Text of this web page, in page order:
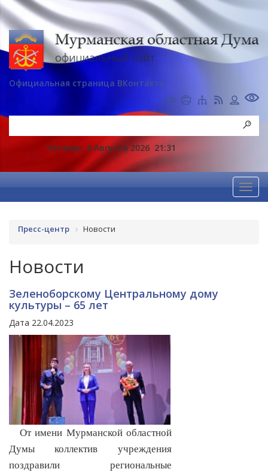
Официальная страница ВКонтакте
Четверг, 6 Августа 2026 21:31
Пресс-центр Новости
Новости
Зеленоборскому Центральному дому
культуры – 65 лет
Дата 22.04.2023
От имени Мурманской областной
Думы коллектив учреждения
поздравили региональные